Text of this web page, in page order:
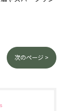
次のページ >